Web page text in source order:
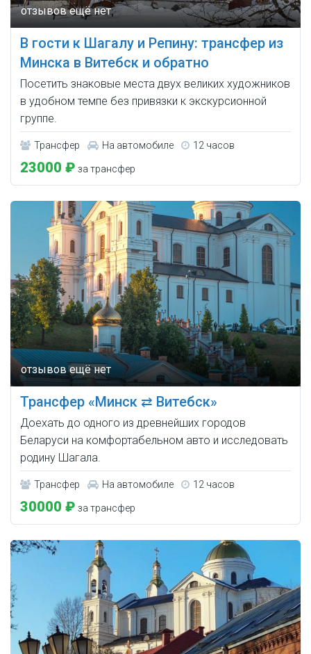
В гости к Шагалу и Репину: трансфер из
Минска в Витебск и обратно
Посетить знаковые места двух великих художников
в удобном темпе без привязки к экскурсионной
группе.
Трансфер На автомобиле 12 часов
23000 ₽ за трансфер
Трансфер «Минск ⇄ Витебск»
Доехать до одного из древнейших городов
Беларуси на комфортабельном авто и исследовать
родину Шагала.
Трансфер На автомобиле 12 часов
30000 ₽ за трансфер